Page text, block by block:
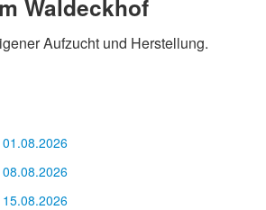
Waldeckhof
Aufzucht und Herstellung.